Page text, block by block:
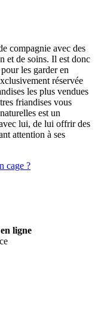
compagnie avec des
et de soins. Il est donc
les garder en
réservée
les plus vendues
friandises vous
est un
lui, de lui offrir des
attention à ses
cage ?
ligne